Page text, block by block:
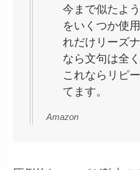
今まで似たよ
をいくつか使
れだけリーズ
なら文句は全
これならリピ
てます。
Amazon